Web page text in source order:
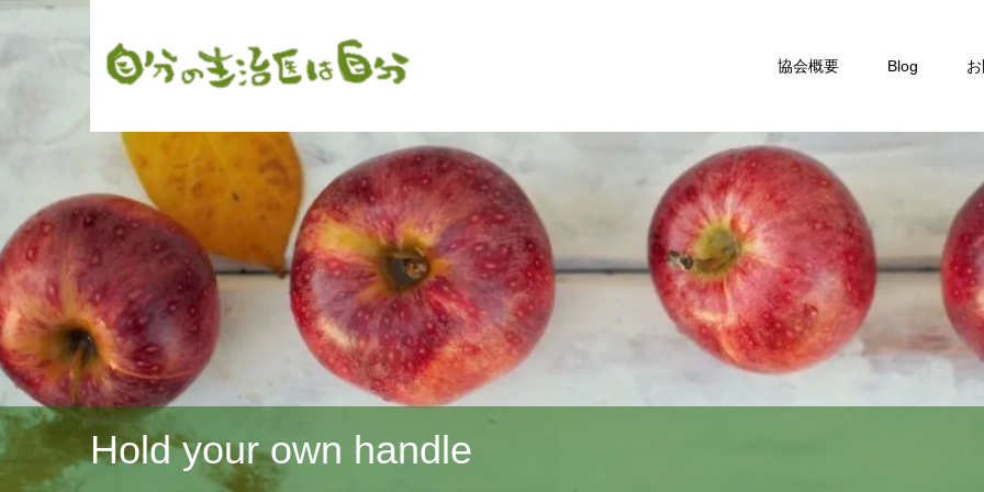
協会概要 Blog
Hold your own handle